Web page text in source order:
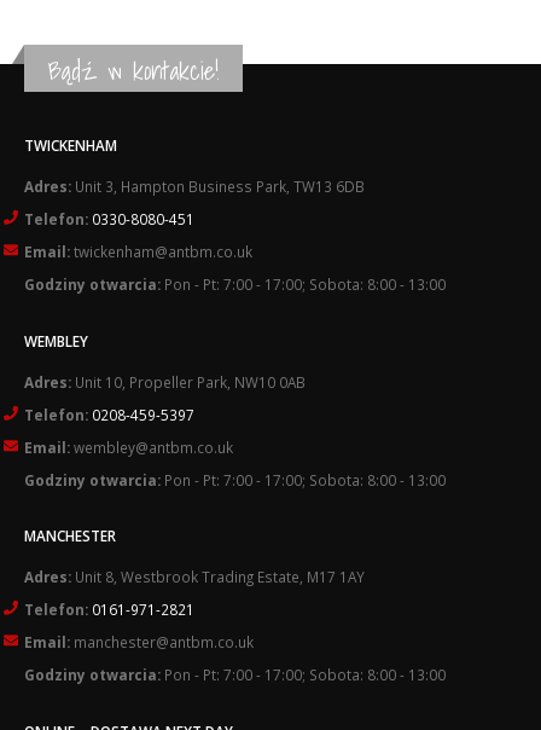
Bądź w kontakcie!
TWICKENHAM
Adres: Unit 3, Hampton Business Park, TW13 6DB
Telefon: 0330-8080-451
Email:twickenham@antbm.co.uk
Godziny otwarcia: Pon - Pt: 7:00 - 17:00; Sobota: 8:00 - 13:00
WEMBLEY
Adres: Unit 10, Propeller Park, NW10 0AB
Telefon: 0208-459-5397
Email:wembley@antbm.co.uk
Godziny otwarcia: Pon - Pt: 7:00 - 17:00; Sobota: 8:00 - 13:00
MANCHESTER
Adres: Unit 8, Westbrook Trading Estate, M17 1AY
Telefon: 0161-971-2821
Email: manchester@antbm.co.uk
Godziny otwarcia: Pon - Pt: 7:00 - 17:00; Sobota: 8:00 - 13:00